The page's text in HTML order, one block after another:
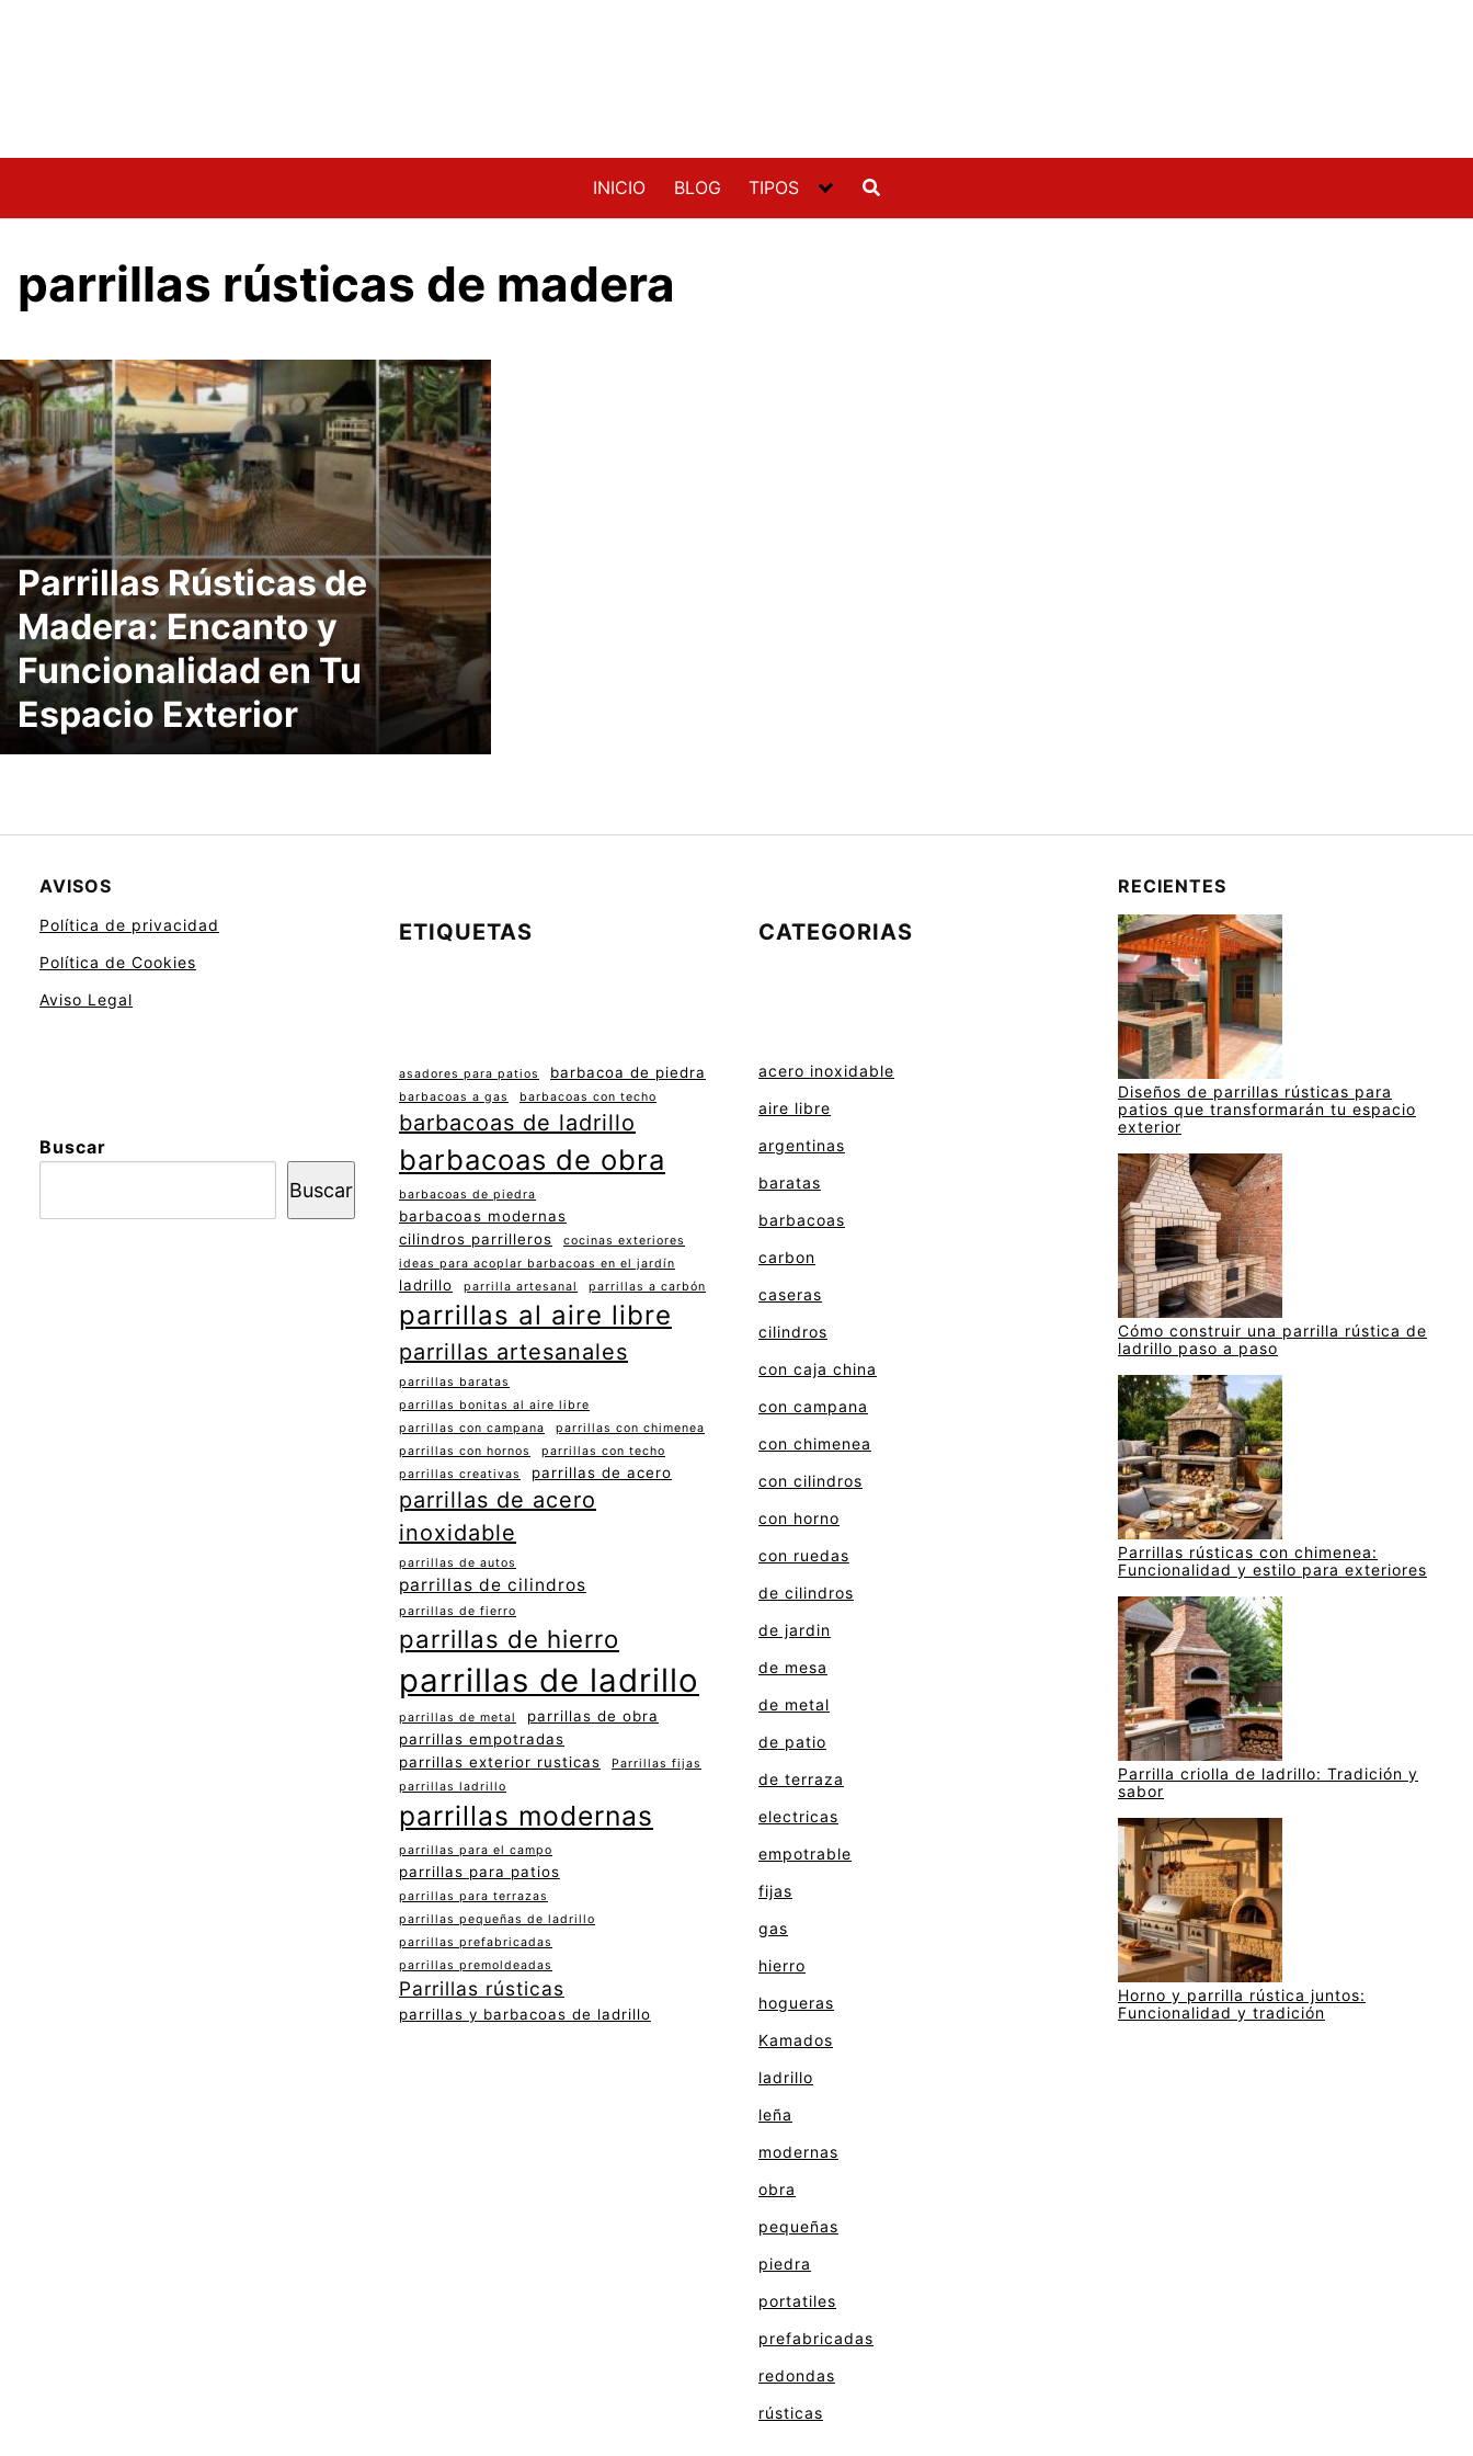
INICIO BLOG TIPOS
parrillas rústicas de madera
Parrillas Rústicas de
Madera: Encanto y
Funcionalidad en Tu
Espacio Exterior
AVISOS
Política de privacidad
Política de Cookies
Aviso Legal
Buscar
Buscar
ETIQUETAS
asadores para patios barbacoa de piedra
barbacoas a gas barbacoas con techo
barbacoas de ladrillo
barbacoas de obra
barbacoas de piedra
barbacoas modernas
cilindros parrilleros
cocinas exteriores
ideas para acoplar barbacoas en el jardín
ladrillo parrilla artesanal parrillas a carbón
parrillas al aire libre
parrillas artesanales
parrillas baratas
parrillas bonitas al aire libre
parrillas con campana
parrillas con chimenea
parrillas con hornos
parrillas con techo
parrillas creativas
parrillas de acero
parrillas de acero
inoxidable
parrillas de autos
parrillas de cilindros
parrillas de fierro
parrillas de hierro
parrillas de ladrillo
parrillas de metal
parrillas de obra
parrillas empotradas
parrillas exterior rusticas
Parrillas fijas
parrillas ladrillo
parrillas modernas
parrillas para el campo
parrillas para patios
parrillas para terrazas
parrillas pequeñas de ladrillo
parrillas prefabricadas
parrillas premoldeadas
Parrillas rústicas
parrillas y barbacoas de ladrillo
CATEGORIAS
acero inoxidable
aire libre
argentinas
baratas
barbacoas
carbon
caseras
cilindros
con caja china
con campana
con chimenea
con cilindros
con horno
con ruedas
de cilindros
de jardin
de mesa
de metal
de patio
de terraza
electricas
empotrable
fijas
gas
hierro
hogueras
Kamados
ladrillo
leña
modernas
obra
pequeñas
piedra
portatiles
prefabricadas
redondas
rústicas
RECIENTES
Diseños de parrillas rústicas para
patios que transformarán tu espacio
exterior
Cómo construir una parrilla rústica de
ladrillo paso a paso
Parrillas rústicas con chimenea:
Funcionalidad y estilo para exteriores
Parrilla criolla de ladrillo: Tradición y
sabor
Horno y parrilla rústica juntos:
Funcionalidad y tradición